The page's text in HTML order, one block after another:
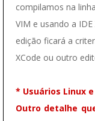
compilamos na
VIM e usando a
edição ficará a
XCode ou outro
* Usuários Linux
Outro detalhe